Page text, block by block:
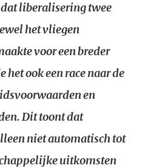
dat liberalisering twee
het vliegen
voor een breder
het ook een race naar de
en
Dit toont dat
niet automatisch tot
uitkomsten